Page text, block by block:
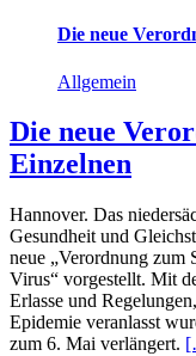
Die neue
Allgemein
Die neue
Einzelnen
Hannover. Das
Gesundheit und
neue „Verordnung
Virus“ vorgestellt. Mit
Erlasse und
Epidemie veranlasst
zum 6. Mai verlängert.